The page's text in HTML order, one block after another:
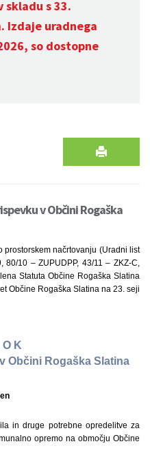
skladu s 33.
Izdaje uradnega
so dostopne
v Občini Rogaška
prostorskem načrtovanju (Uradni list
80/10 – ZUPUDPP, 43/11 – ZKZ-C,
Statuta Občine Rogaška Slatina
Občine Rogaška Slatina na 23. seji
O K
Občini Rogaška Slatina
in druge potrebne opredelitve za
opremo na območju Občine